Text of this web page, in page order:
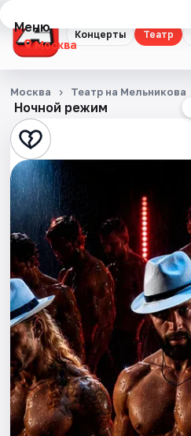
Концерты Театр
Меню
Москва
Концерты
Театр
Стендап
Выставки
Квесты
Экскурсии
Спорт
События
Города
Площадки
Ночной режим
Москва Театр на Мельникова